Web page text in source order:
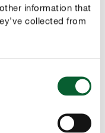
information that
collected from